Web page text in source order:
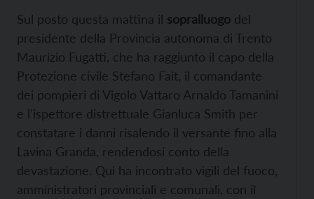
Sul posto questa mattina il sopralluogo del
presidente della Provincia autonoma di Trento
Maurizio Fugatti, che ha raggiunto il capo della
Protezione civile Stefano Fait, il comandante
dei pompieri di Vigolo Vattaro Arnaldo Tamanini
e l’ispettore distrettuale Gianluca Smith per
constatare i danni risalendo il versante fino alla
Lavina Granda, rendendosi conto della
devastazione. Qui ha incontrato vigili del fuoco,
amministratori provinciali e comunali, con il